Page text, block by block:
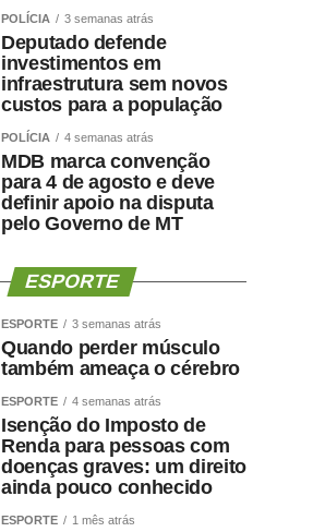
POLÍCIA 3 semanas atrás
Deputado defende
investimentos em
infraestrutura sem novos
custos para a população
POLÍCIA 4 semanas atrás
MDB marca convenção
para 4 de agosto e deve
definir apoio na disputa
pelo Governo de MT
ESPORTE
ESPORTE 3 semanas atrás
Quando perder músculo
também ameaça o cérebro
ESPORTE 4 semanas atrás
Isenção do Imposto de
Renda para pessoas com
doenças graves: um direito
ainda pouco conhecido
ESPORTE 1 mês atrás